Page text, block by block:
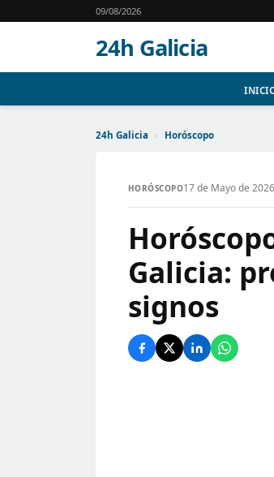
09/08/2026
24h Galicia
24h Galicia › Horóscopo
HORÓSCOPO17 de Mayo de
Galicia:
signos